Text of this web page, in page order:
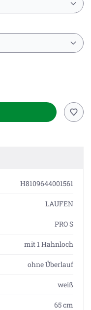
H8109644001561
LAUFEN
PRO S
mit 1 Hahnloch
ohne Überlauf
weiß
65 cm